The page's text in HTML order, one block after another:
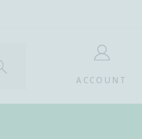
ACCOUNT
START MET ZOEKEN